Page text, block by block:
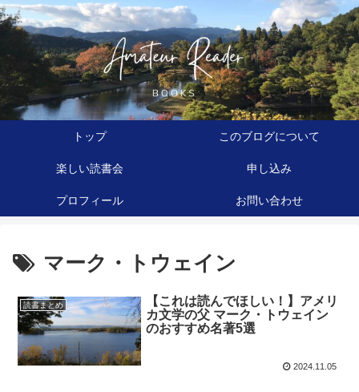
トップ このブログについて
楽しい読書会 申し込み
プロフィール お問い合わせ
マーク・トウェイン
読書まとめ
【これは読んでほしい！】アメリ
カ文学の父 マーク・トウェイン
のおすすめ名著5選
2024.11.05